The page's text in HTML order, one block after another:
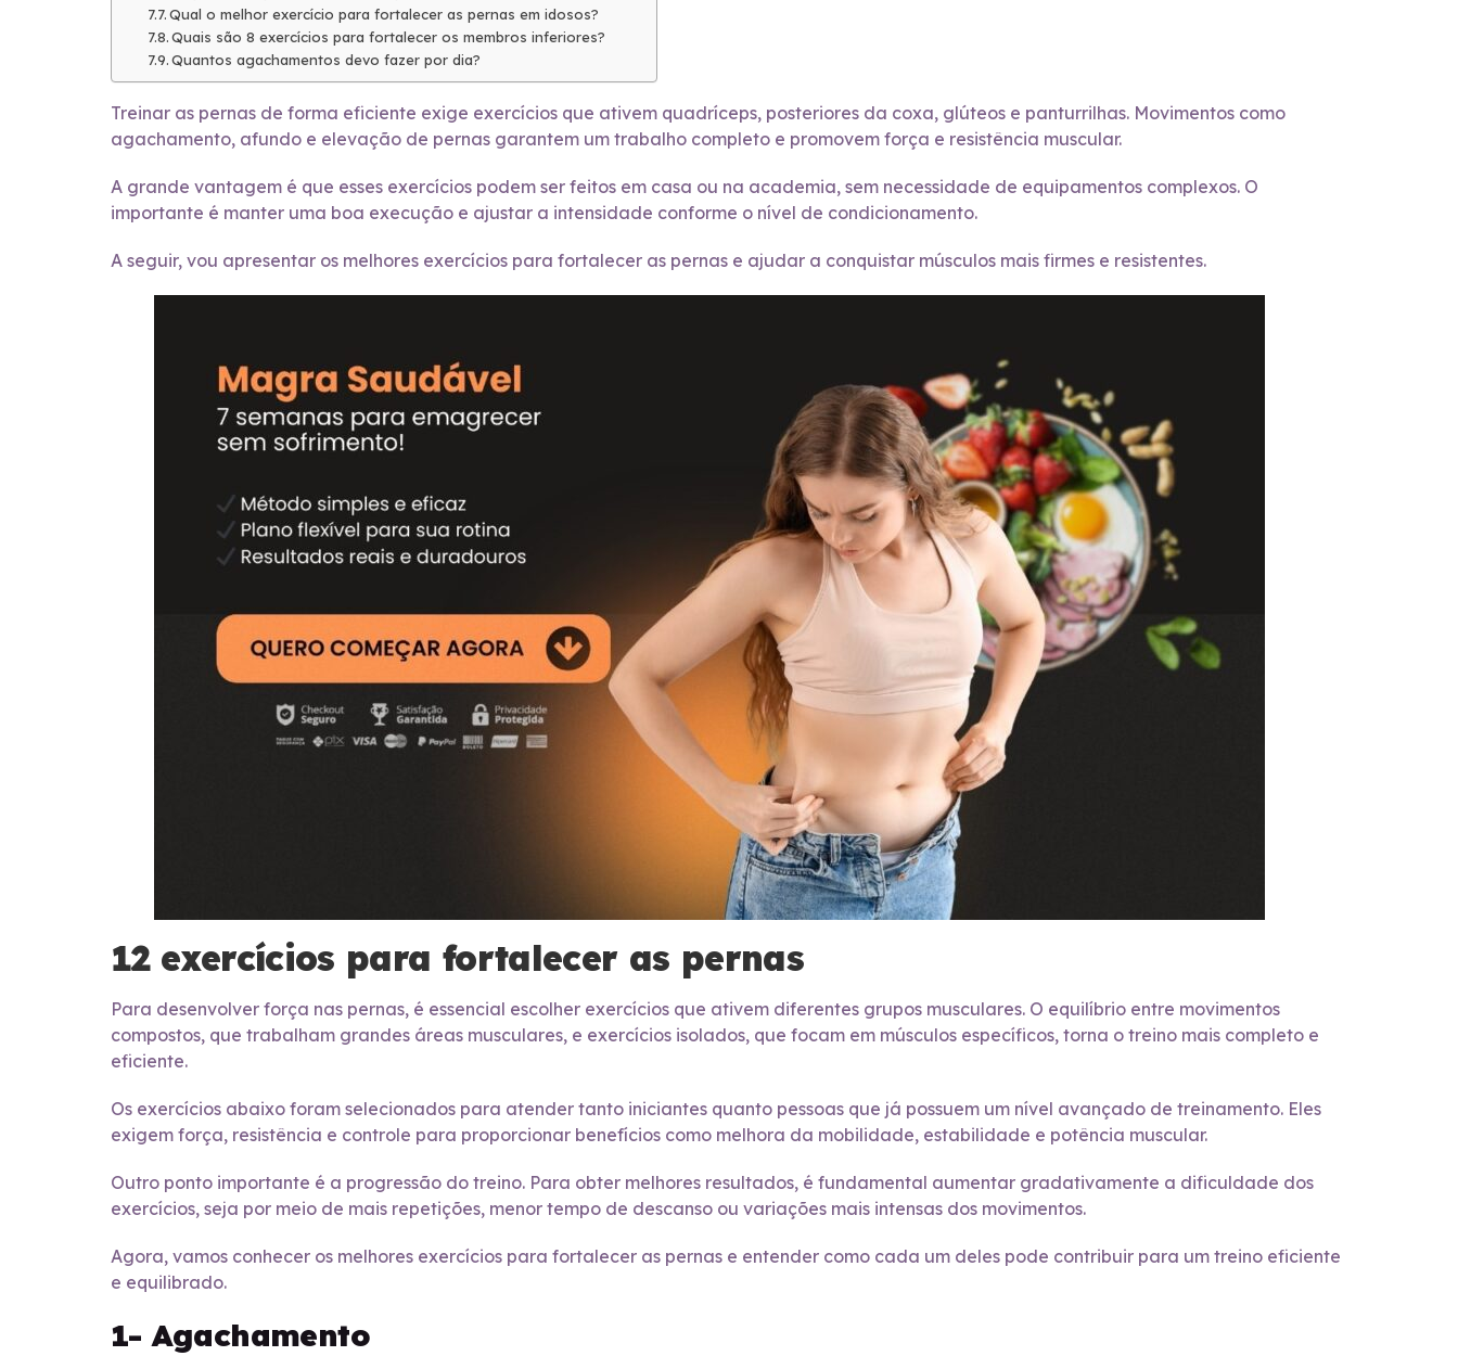
Qual o melhor exercício para fortalecer as pernas em idosos?
Quais são 8 exercícios para fortalecer os membros inferiores?
Quantos agachamentos devo fazer por dia?
Treinar as pernas de forma eficiente exige exercícios que ativem quadríceps, posteriores da coxa, glúteos e panturrilhas. Movimentos como
agachamento, afundo e elevação de pernas garantem um trabalho completo e promovem força e resistência muscular.
A grande vantagem é que esses exercícios podem ser feitos em casa ou na academia, sem necessidade de equipamentos complexos. O
importante é manter uma boa execução e ajustar a intensidade conforme o nível de condicionamento.
A seguir, vou apresentar os melhores exercícios para fortalecer as pernas e ajudar a conquistar músculos mais firmes e resistentes.
12 exercícios para fortalecer as pernas
Para desenvolver força nas pernas, é essencial escolher exercícios que ativem diferentes grupos musculares. O equilíbrio entre movimentos
compostos, que trabalham grandes áreas musculares, e exercícios isolados, que focam em músculos específicos, torna o treino mais completo e
eficiente.
Os exercícios abaixo foram selecionados para atender tanto iniciantes quanto pessoas que já possuem um nível avançado de treinamento. Eles
exigem força, resistência e controle para proporcionar benefícios como melhora da mobilidade, estabilidade e potência muscular.
Outro ponto importante é a progressão do treino. Para obter melhores resultados, é fundamental aumentar gradativamente a dificuldade dos
exercícios, seja por meio de mais repetições, menor tempo de descanso ou variações mais intensas dos movimentos.
Agora, vamos conhecer os melhores exercícios para fortalecer as pernas e entender como cada um deles pode contribuir para um treino eficiente
e equilibrado.
1- Agachamento